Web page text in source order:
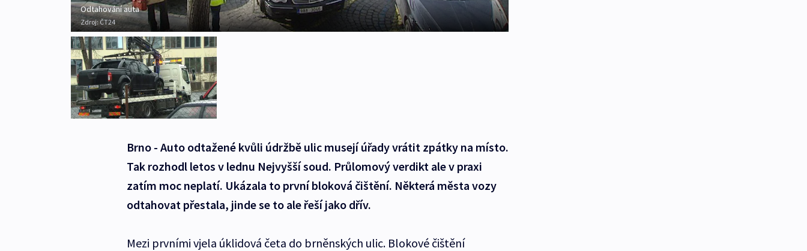
Odtahování auta
Zdroj:ČT24
Brno - Auto odtažené kvůli údržbě ulic musejí úřady vrátit zpátky na místo.
Tak rozhodl letos v lednu Nejvyšší soud. Průlomový verdikt ale v praxi
zatím moc neplatí. Ukázala to první bloková čištění. Některá města vozy
odtahovat přestala, jinde se to ale řeší jako dřív.
Mezi prvními vjela úklidová četa do brněnských ulic. Blokové čištění